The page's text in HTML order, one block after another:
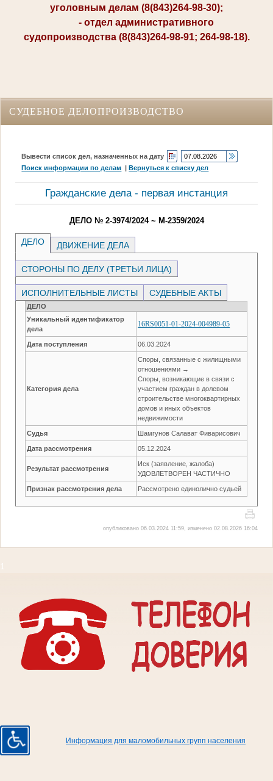
уголовным делам (8(843)264-98-30);
- отдел административного
судопроизводства (8(843)264-98-91; 264-98-18).
СУДЕБНОЕ ДЕЛОПРОИЗВОДСТВО
Вывести список дел, назначенных на дату
Поиск информации по делам |Вернуться к списку дел
Гражданские дела - первая инстанция
ДЕЛО № 2-3974/2024 ~ М-2359/2024
ДЕЛО ДВИЖЕНИЕ ДЕЛА
СТОРОНЫ ПО ДЕЛУ (ТРЕТЬИ ЛИЦА)
ИСПОЛНИТЕЛЬНЫЕ ЛИСТЫ СУДЕБНЫЕ АКТЫ
ДЕЛО
Уникальный идентификатор
дела
16RS0051-01-2024-004989-05
Дата поступления 06.03.2024
Категория дела
Споры, связанные с жилищными
отношениями →
Споры, возникающие в связи с
участием граждан в долевом
строительстве многоквартирных
домов и иных объектов
недвижимости
Судья Шамгунов Салават Фиварисович
Дата рассмотрения 05.12.2024
Результат рассмотрения
Иск (заявление, жалоба)
УДОВЛЕТВОРЕН ЧАСТИЧНО
Признак рассмотрения дела Рассмотрено единолично судьей
опубликовано 06.03.2024 11:59, изменено 02.08.2026 16:04
Информация для маломобильных групп населения